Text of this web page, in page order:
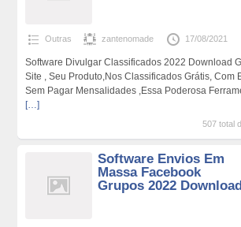
Outras zantenomade 17/08/2021
Software Divulgar Classificados 2022 Download
Site , Seu Produto,Nos Classificados Grátis, Com
Sem Pagar Mensalidades ,Essa Poderosa
[…]
507 total
Software Envios Em
Massa Facebook
Grupos 2022